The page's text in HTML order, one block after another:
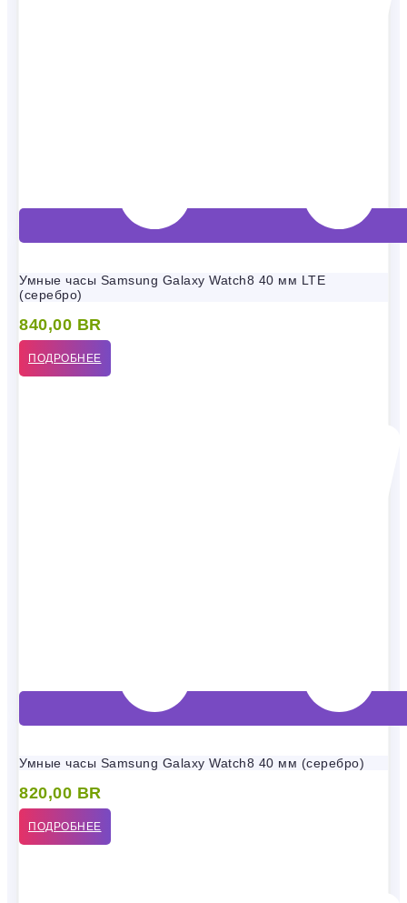
Умные часы Samsung Galaxy Watch8 40 мм LTE
(серебро)
840,00 BR
ПОДРОБНЕЕ
Умные часы Samsung Galaxy Watch8 40 мм (серебро)
820,00 BR
ПОДРОБНЕЕ